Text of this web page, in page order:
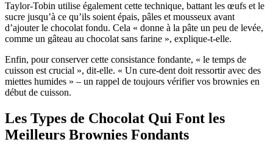
Taylor-Tobin utilise également cette technique, battant les œufs et le
sucre jusqu’à ce qu’ils soient épais, pâles et mousseux avant
d’ajouter le chocolat fondu. Cela « donne à la pâte un peu de levée,
comme un gâteau au chocolat sans farine », explique-t-elle.
Enfin, pour conserver cette consistance fondante, « le temps de
cuisson est crucial », dit-elle. « Un cure-dent doit ressortir avec des
miettes humides » – un rappel de toujours vérifier vos brownies en
début de cuisson.
Les Types de Chocolat Qui Font les
Meilleurs Brownies Fondants